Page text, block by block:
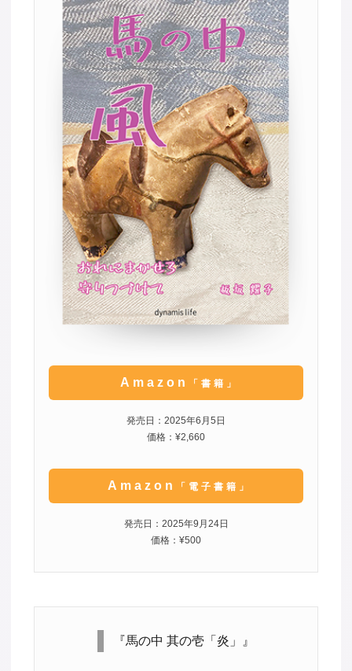
Amazon 「書籍」
発売日：2025年6月5日
価格：¥2,660
Amazon 「電子書籍」
発売日：2025年9月24日
価格：¥500
『馬の中 其の壱「炎」』